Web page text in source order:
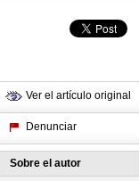
Ver el artículo original
Denunciar
Sobre el autor